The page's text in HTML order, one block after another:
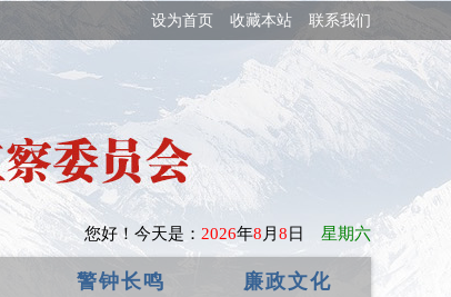
设为首页 收藏本站 联系我们
您好！ 今天是： 2026年8 月 8 日 星期六
警钟长鸣 廉政文化